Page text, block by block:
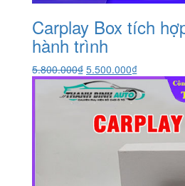
Carplay Box tích
hành trình
5.800.000₫ Giá
gốc
là:
5.800.000₫.
5.500.000₫Giá
hiện
tại
là:
5.500.000₫.